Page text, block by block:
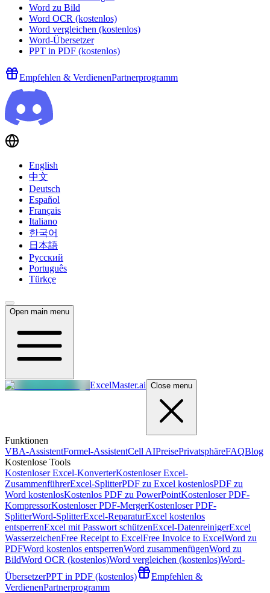
Word zu Bild
Word OCR (kostenlos)
Word vergleichen (kostenlos)
Word-Übersetzer
PPT in PDF (kostenlos)
Empfehlen & VerdienenPartnerprogramm
English
中文
Deutsch
Español
Français
Italiano
한국어
日本語
Русский
Português
Türkçe
Open main menu
ExcelMaster.ai Close menu
Funktionen
VBA-AssistentFormel-AssistentCell AIPreisePrivatsphäreFAQBlog
Kostenlose Tools
Kostenloser Excel-KonverterKostenloser Excel-
ZusammenführerExcel-SplitterPDF zu Excel kostenlosPDF zu
Word kostenlosKostenlos PDF zu PowerPointKostenloser PDF-
KompressorKostenloser PDF-MergerKostenloser PDF-
SplitterWord-SplitterExcel-ReparaturExcel kostenlos
entsperrenExcel mit Passwort schützenExcel-DatenreinigerExcel
WasserzeichenFree Receipt to ExcelFree Invoice to ExcelWord zu
PDFWord kostenlos entsperrenWord zusammenfügenWord zu
BildWord OCR (kostenlos)Word vergleichen (kostenlos)Word-
ÜbersetzerPPT in PDF (kostenlos)
Empfehlen &
VerdienenPartnerprogramm